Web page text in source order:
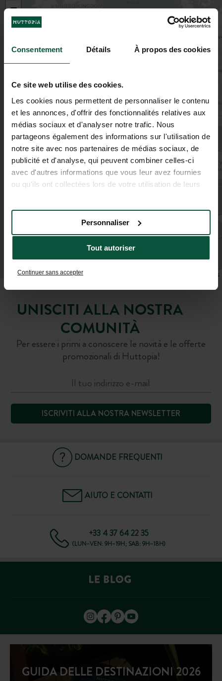
Consentement Détails À propos des cookies
Ce site web utilise des cookies.
Les cookies nous permettent de personnaliser le contenu
et les annonces, d'offrir des fonctionnalités relatives aux
médias sociaux et d'analyser notre trafic. Nous
partageons également des informations sur l'utilisation de
notre site avec nos partenaires de médias sociaux, de
publicité et d'analyse, qui peuvent combiner celles-ci
avec d'autres informations que vous leur avez fournies
ou qu'ils ont collectées lors de votre utilisation de leurs
Tout autoriser
Personnaliser
Continuer sans accepter
−
contributors
UNISCITI ALLA NOSTRA
COMUNITÀ
Per essere i primi a conoscere le novità e le offerte
promozionali di Huttopia!
ISCRIVITI ALLA NOSTRA NEWSLETTER
DOMANDE FREQUENTI
AIUTO E CONTATTI
+33 4 37 64 22 35
(LUN–VEN: 9H–19H; SAB: 9H–18H)
GUIDA DELLE DESTINAZIONI 2026